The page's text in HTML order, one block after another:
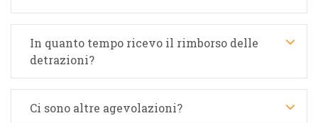
In quanto tempo ricevo il rimborso delle
detrazioni?
Ci sono altre agevolazioni?